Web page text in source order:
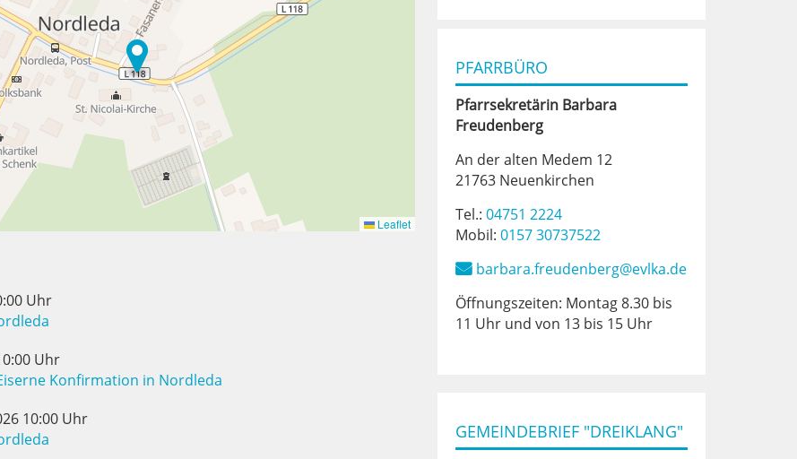
Leaflet
Uhr
Uhr
Konfirmation in Nordleda
10:00 Uhr
PFARRBÜRO
Pfarrsekretärin Barbara
Freudenberg
An der alten Medem 12
21763 Neuenkirchen
Tel.: 04751 2224
Mobil: 0157 30737522
barbara.freudenberg@evlka.de
Öffnungszeiten: Montag 8.30 bis
11 Uhr und von 13 bis 15 Uhr
GEMEINDEBRIEF "DREIKLANG"